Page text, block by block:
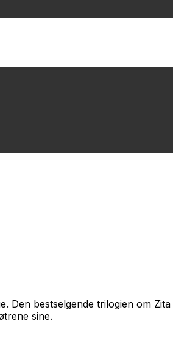
Den bestselgende trilogien om Zita
sine.